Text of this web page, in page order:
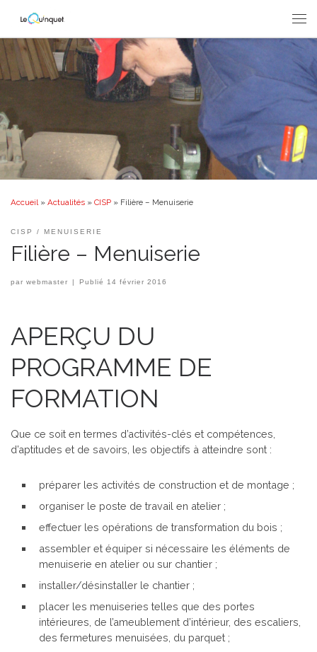
Passer au contenu
Accueil » Actualités » CISP » Filière – Menuiserie
CISP MENUISERIE
Filière – Menuiserie
par webmaster Publié14 février 2016
APERÇU DU
PROGRAMME DE
FORMATION
Que ce soit en termes d’activités-clés et compétences,
d’aptitudes et de savoirs, les objectifs à atteindre sont :
préparer les activités de construction et de montage ;
organiser le poste de travail en atelier ;
effectuer les opérations de transformation du bois ;
assembler et équiper si nécessaire les éléments de
menuiserie en atelier ou sur chantier ;
installer/désinstaller le chantier ;
placer les menuiseries telles que des portes
intérieures, de l’ameublement d’intérieur, des escaliers,
des fermetures menuisées, du parquet ;